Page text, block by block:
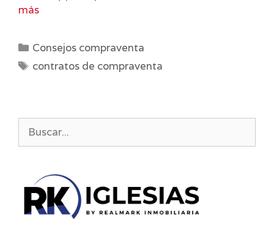
más
Categorías
Consejos compraventa
Etiquetas
contratos de compraventa